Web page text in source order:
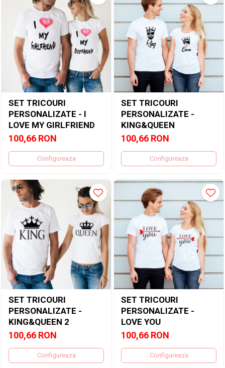
SET TRICOURI
PERSONALIZATE - I
LOVE MY GIRLFRIEND
100,66 RON
Configureaza
SET TRICOURI
PERSONALIZATE -
KING&QUEEN
100,66 RON
Configureaza
SET TRICOURI
PERSONALIZATE -
KING&QUEEN 2
100,66 RON
Configureaza
SET TRICOURI
PERSONALIZATE -
LOVE YOU
100,66 RON
Configureaza